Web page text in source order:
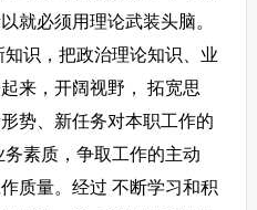
就必须用理论武装头脑。
识，把政治理论知识、业
来，开阔视野， 拓宽思
势、新任务对本职工作的
素质，争取工作的主动
质量。经过 不断学习和积